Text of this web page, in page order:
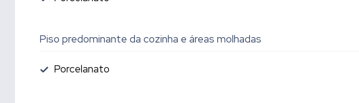
Piso predominante da cozinha e áreas molhadas
Porcelanato